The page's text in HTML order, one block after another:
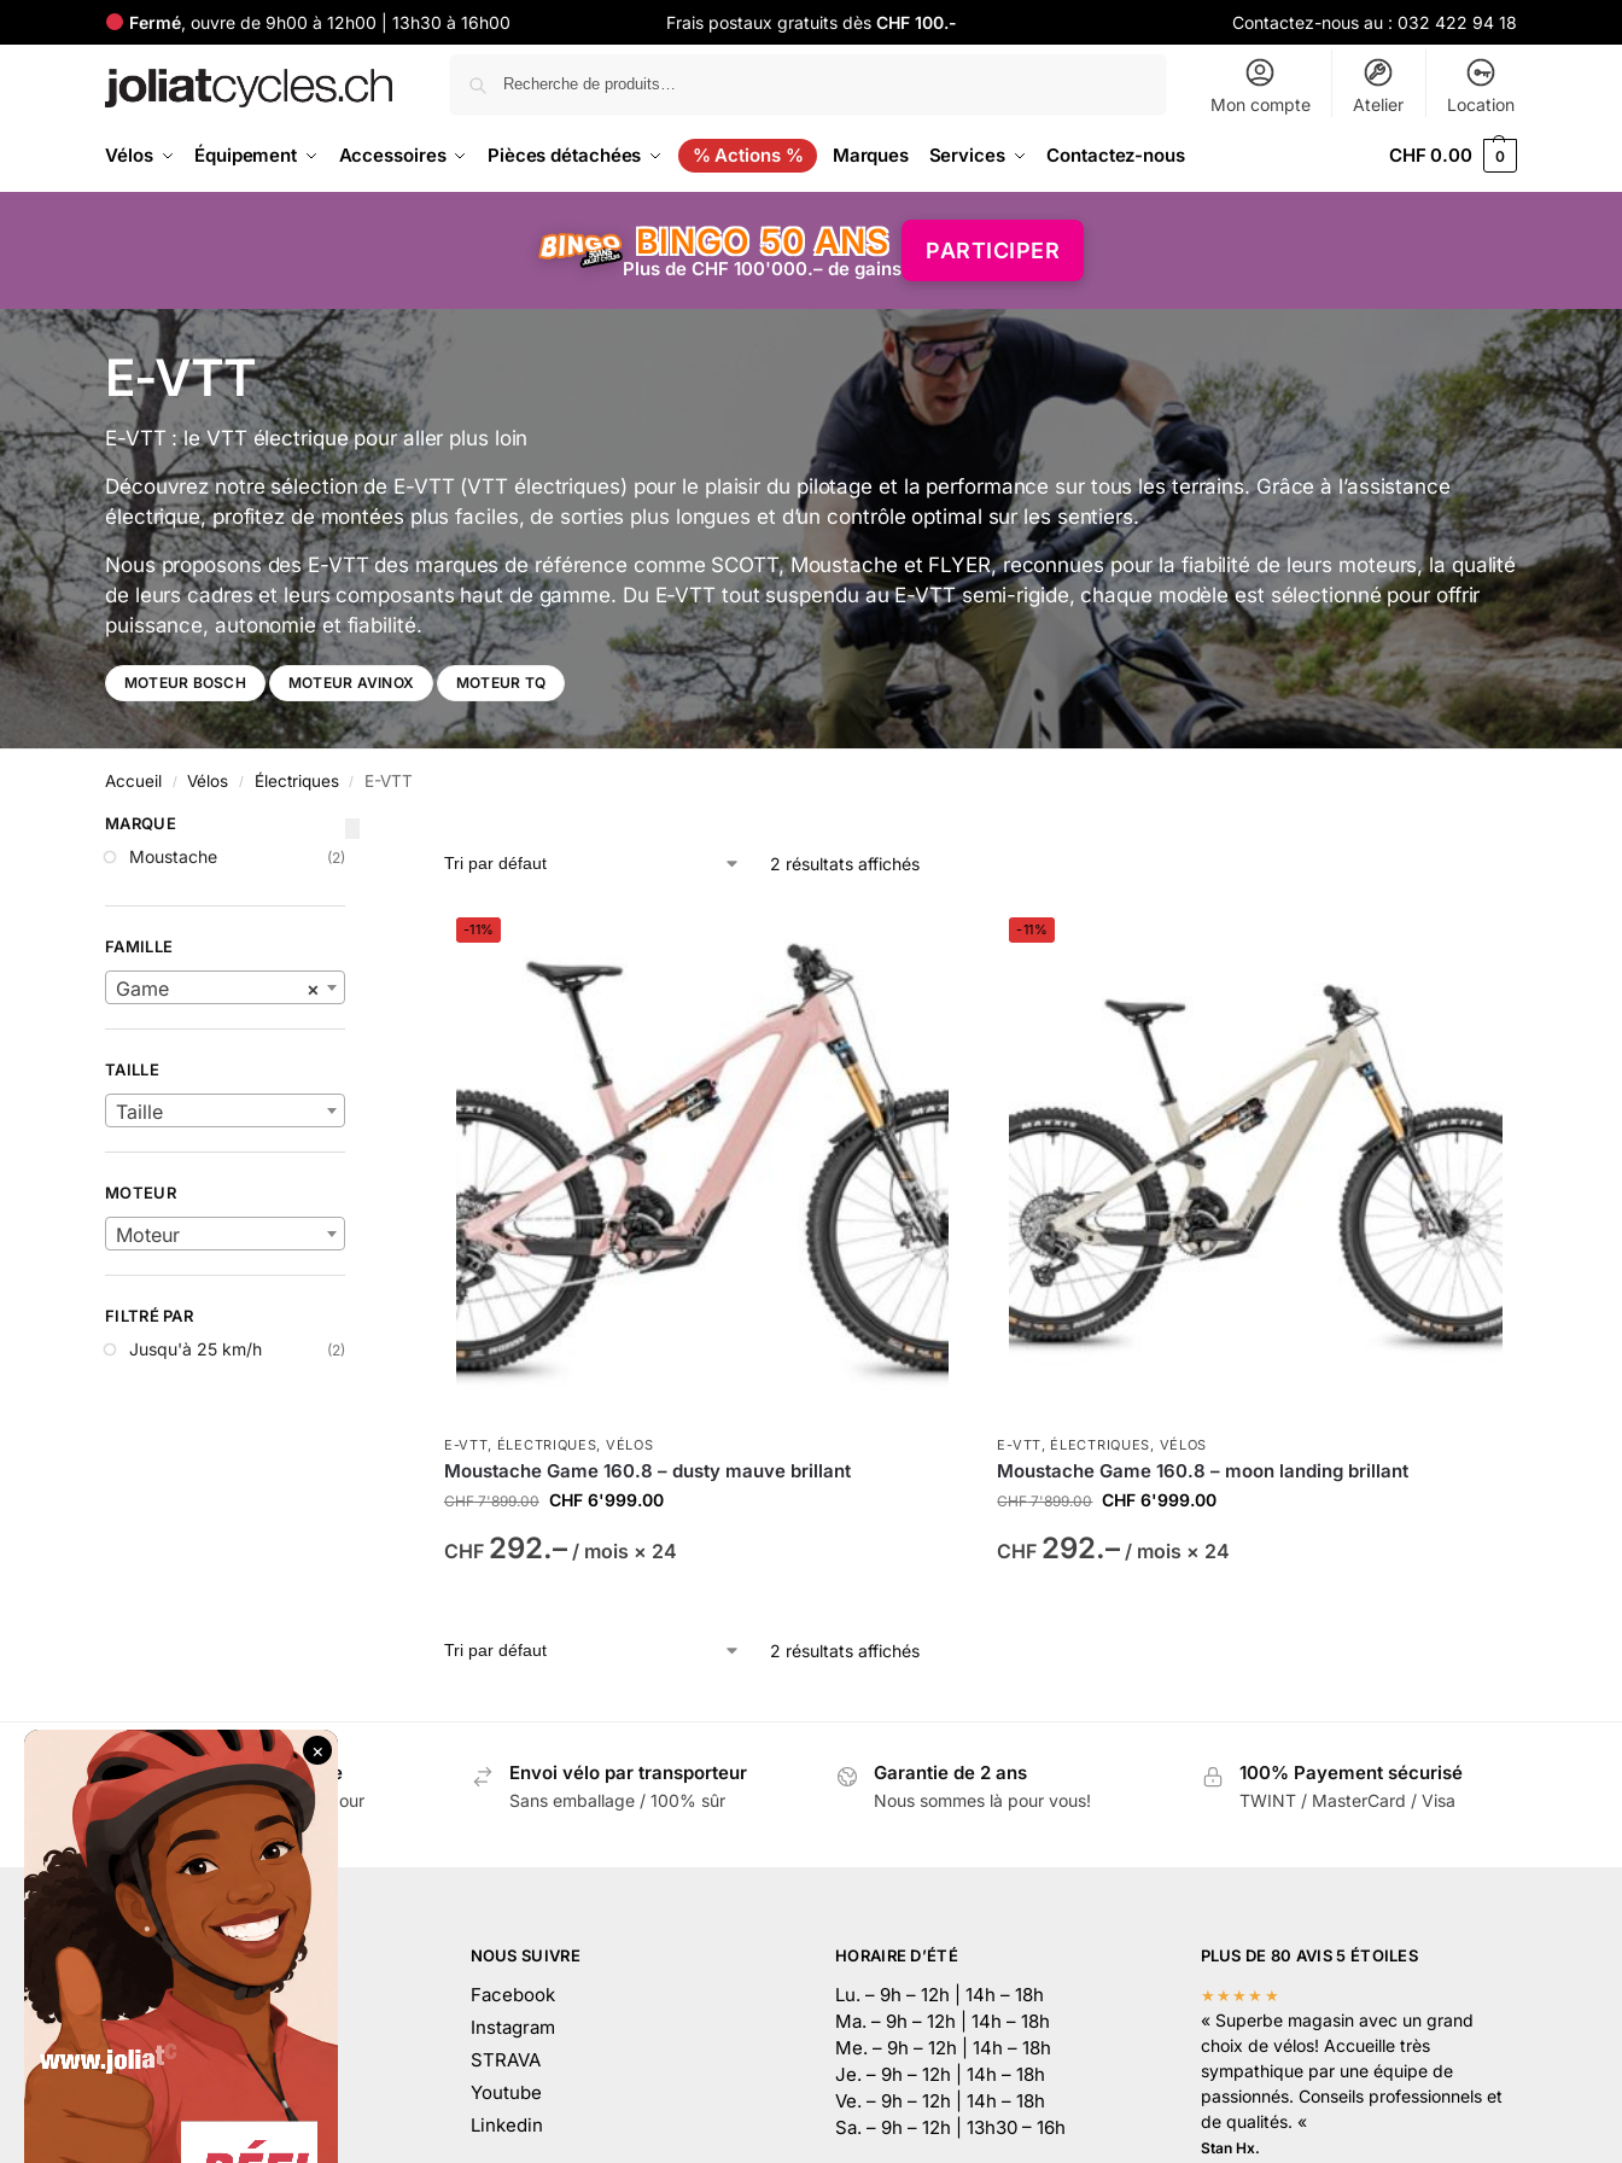
Fermé, ouvre de 9h00 à 12h00 | 13h30 à 16h00 Frais postaux gratuits dèsCHF 100.- Contactez-nous au : 032 422 94 18
Mon compte Atelier Location
Vélos Équipement Accessoires Pièces détachées % Actions % Marques Services Contactez-nous CHF 0.00 0
BINGO 50 ANS
Plus de CHF 100'000.– de gains
PARTICIPER
E-VTT
E-VTT : le VTT électrique pour aller plus loin
Découvrez notre sélection de E-VTT (VTT électriques) pour le plaisir du pilotage et la performance sur tous les terrains. Grâce à l’assistance
électrique, profitez de montées plus faciles, de sorties plus longues et d’un contrôle optimal sur les sentiers.
Nous proposons des E-VTT des marques de référence comme SCOTT, Moustache et FLYER, reconnues pour la fiabilité de leurs moteurs, la qualité
de leurs cadres et leurs composants haut de gamme. Du E-VTT tout suspendu au E-VTT semi-rigide, chaque modèle est sélectionné pour offrir
puissance, autonomie et fiabilité.
MOTEUR BOSCH MOTEUR AVINOX MOTEUR TQ
Accueil / Vélos / Électriques / E-VTT
2 résultats affichés
-11%
E-VTT, ÉLECTRIQUES, VÉLOS
Moustache Game 160.8 – dusty mauve brillant
CHF7'899.00 CHF6'999.00
CHF 292.–/ mois × 24
-11%
E-VTT, ÉLECTRIQUES, VÉLOS
Moustache Game 160.8 – moon landing brillant
CHF7'899.00 CHF 6'999.00
CHF 292.– / mois × 24
2 résultats affichés
MARQUE
Moustache (2)
FAMILLE
×
Game
TAILLE
Taille
MOTEUR
Moteur
FILTRÉ PAR
Jusqu'à 25 km/h (2)
Envoi gratuit en Suisse
Dès CHF 100.- d'achat pour
accessoires
Envoi vélo par transporteur
Sans emballage / 100% sûr
Garantie de 2 ans
Nous sommes là pour vous!
100% Payement sécurisé
TWINT / MasterCard / Visa
Mon compte
Contactez-nous
Conditions générales
À votre service
Calendrier
NOUS SUIVRE
Facebook
Instagram
STRAVA
Youtube
Linkedin
HORAIRE D’ÉTÉ
Lu. – 9h – 12h | 14h – 18h
Ma. – 9h – 12h | 14h – 18h
Me. – 9h – 12h | 14h – 18h
Je. – 9h – 12h | 14h – 18h
Ve. – 9h – 12h | 14h – 18h
Sa. – 9h – 12h | 13h30 – 16h
PLUS DE 80 AVIS 5 ÉTOILES
★★★★★
« Superbe magasin avec un grand
choix de vélos! Accueille très
sympathique par une équipe de
passionnés. Conseils professionnels et
de qualités. «
Stan Hx.